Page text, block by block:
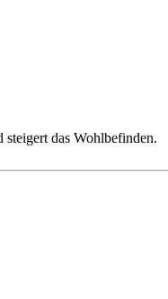
das Wohlbefinden.